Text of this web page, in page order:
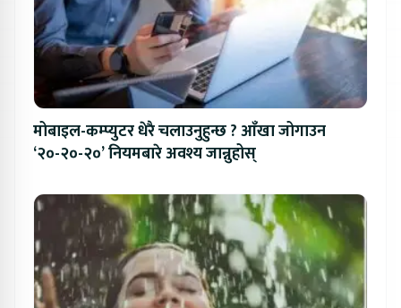
मोबाइल-कम्प्युटर धेरै चलाउनुहुन्छ ? आँखा जोगाउन
‘२०-२०-२०’ नियमबारे अवश्य जान्नुहोस्